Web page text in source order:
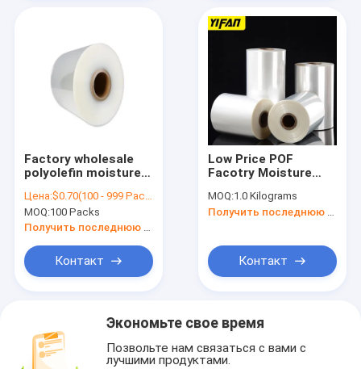
Factory wholesale
polyolefin moisture
clear pof shrink film
Цена:$0.70(100 - 999 Packs) $0.60(>=1000 Packs)
MOQ:100 Packs
Получить последнюю цену
Контакт
Low Price POF
Facotry Moisture
MOQ:1.0 Kilograms
Контакт
Экономьте свое время
Позвольте нам связаться с вами с
лучшими продуктами.